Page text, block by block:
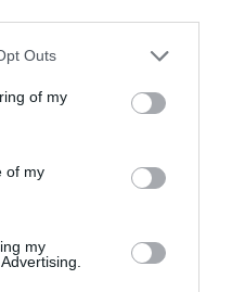
uses one or more Google
You may click to
its third-party tags to
purposes in below Google
Outs
of my
of my
my
των προστίμων στον
τον λόγο για τον
ξέρουμε ποιος φταίει.